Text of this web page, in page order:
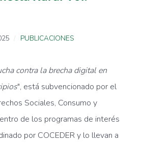
PUBLICACIONES
contra la brecha digital en
", está subvencionado por el
Sociales, Consumo y
de los programas de interés
por COCEDER y lo llevan a